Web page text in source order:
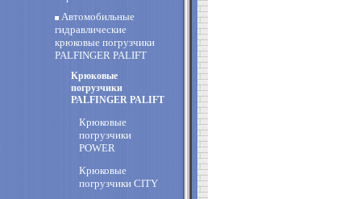
Автомобильные
гидравлические
крюковые погрузчики
PALFINGER PALIFT
Крюковые
погрузчики
PALFINGER PALIFT
Крюковые
погрузчики
POWER
Крюковые
погрузчики CITY